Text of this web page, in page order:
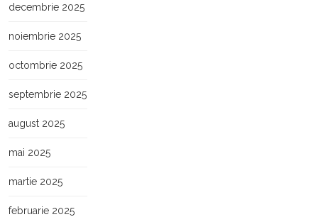
decembrie 2025
noiembrie 2025
octombrie 2025
septembrie 2025
august 2025
mai 2025
martie 2025
februarie 2025